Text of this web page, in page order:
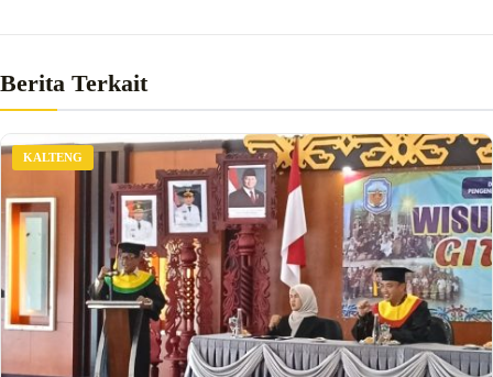
Berita Terkait
KALTENG